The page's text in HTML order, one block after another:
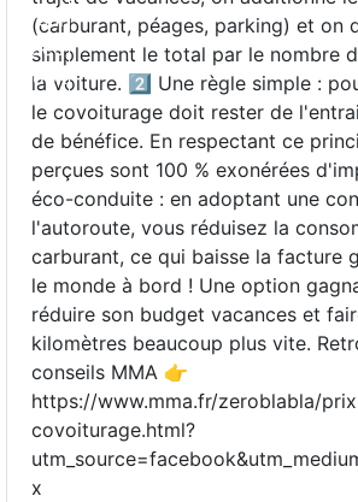
(carburant, péages, parking) et on
simplement le total par le nombre
la voiture. 2️⃣ Une règle simple :
le covoiturage doit rester de
de bénéfice. En respectant ce
perçues sont 100 % exonérées
éco-conduite : en adoptant une
l'autoroute, vous réduisez la
carburant, ce qui baisse la facture
le monde à bord ! Une option
réduire son budget vacances et
kilomètres beaucoup plus vite.
conseils MMA 👉
https://www.mma.fr/zeroblabla/
covoiturage.html?
x